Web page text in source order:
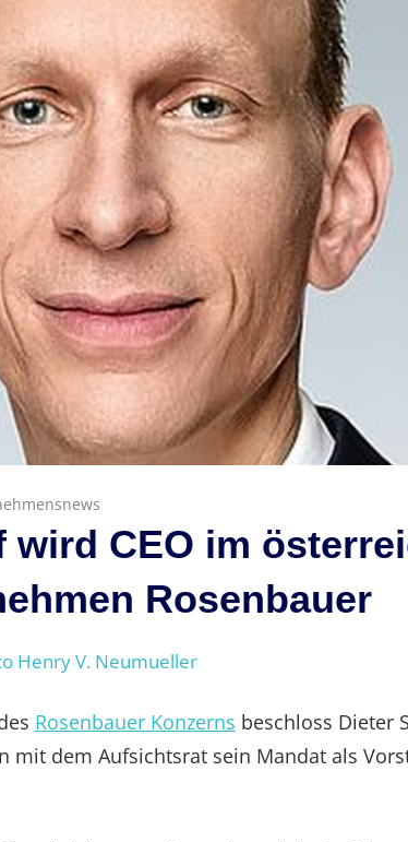
wird CEO im
Rosenbauer
Henry V. Neumueller
Rosenbauer Konzerns beschloss Dieter
mit dem Aufsichtsrat sein Mandat als